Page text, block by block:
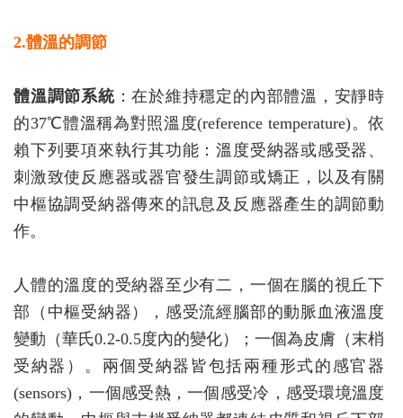
2.體溫的調節
體溫調節系統：在於維持穩定的內部體溫，安靜時
的37℃體溫稱為對照溫度(reference temperature)。依
賴下列要項來執行其功能：溫度受納器或感受器、
刺激致使反應器或器官發生調節或矯正，以及有關
中樞協調受納器傳來的訊息及反應器產生的調節動
作。
人體的溫度的受納器至少有二，一個在腦的視丘下
部（中樞受納器），感受流經腦部的動脈血液溫度
變動（華氏0.2-0.5度內的變化）；一個為皮膚（末梢
受納器）。兩個受納器皆包括兩種形式的感官器
(sensors)，一個感受熱，一個感受冷，感受環境溫度